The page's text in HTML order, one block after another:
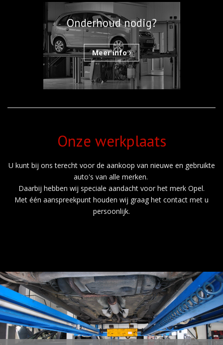
Onderhoud nodig?
Meer info
Onze werkplaats
U kunt bij ons terecht voor de aankoop van nieuwe en gebruikte
auto's van alle merken.
Daarbij hebben wij speciale aandacht voor het merk Opel.
Met één aanspreekpunt houden wij graag het contact met u
persoonlijk.